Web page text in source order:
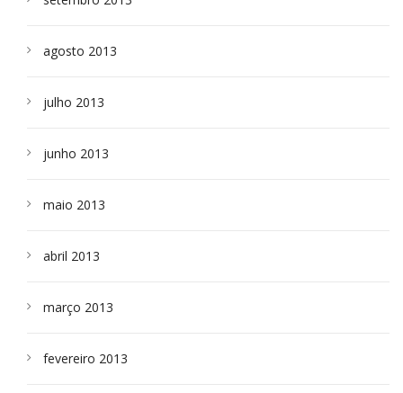
agosto 2013
julho 2013
junho 2013
maio 2013
abril 2013
março 2013
fevereiro 2013